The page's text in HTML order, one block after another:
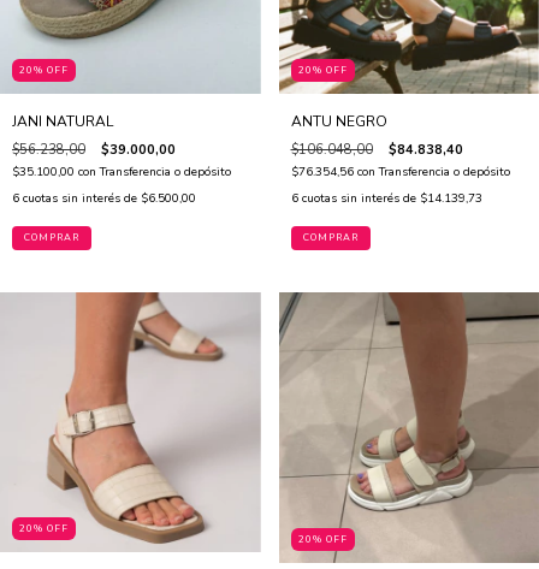
20% OFF
JANI NATURAL
$56.238,00 $39.000,00
$35.100,00 con Transferencia o depósito
6 cuotas sin interés de $6.500,00
COMPRAR
20% OFF
ANTU NEGRO
$106.048,00 $84.838,40
$76.354,56 con Transferencia o depósito
6 cuotas sin interés de $14.139,73
COMPRAR
20% OFF
20% OFF